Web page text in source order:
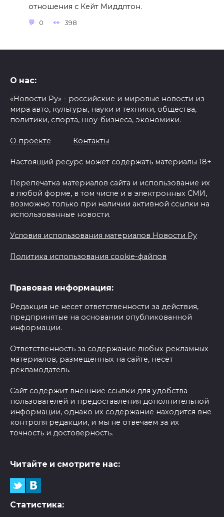
отношения с Кейт Миддлтон.
0 398
О нас:
«Новости Ру» - российские и мировые новости из
мира авто, культуры, науки и техники, общества,
политики, спорта, шоу-бизнеса, экономики.
О проекте Контакты
Настоящий ресурс может содержать материалы 18+
Перепечатка материалов сайта и использование их
в любой форме, в том числе и в электронных СМИ,
возможно только при наличии активной ссылки на
использованные новости.
Условия использования материалов Новости Ру
Политика использования cookie-файлов
Правовая информация:
Редакция не несет ответственности за действия,
предпринятые на основании опубликованной
информации.
Ответственность за содержание любых рекламных
материалов, размещенных на сайте, несет
рекламодатель.
Сайт содержит внешние ссылки для удобства
пользователей и предоставления дополнительной
информации, однако их содержание находится вне
контроля редакции, и мы не отвечаем за их
точность и достоверность.
Читайте и смотрите нас:
Статистика: